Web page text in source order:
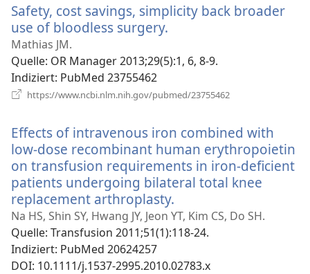
Safety, cost savings, simplicity back broader
use of bloodless surgery.
Fenster)
Mathias JM.
Quelle‎: OR Manager 2013;29(5):1, 6, 8-9.
Indiziert‎: PubMed 23755462
https://www.ncbi.nlm.nih.gov/pubmed/23755462
Effects of intravenous iron combined with
low-dose recombinant human erythropoietin
on transfusion requirements in iron-deficient
patients undergoing bilateral total knee
replacement arthroplasty.
neues
Fenster)
Na HS, Shin SY, Hwang JY, Jeon YT, Kim CS, Do SH.
Quelle‎: Transfusion 2011;51(1):118-24.
Indiziert‎: PubMed 20624257
DOI‎: 10.1111/j.1537-2995.2010.02783.x